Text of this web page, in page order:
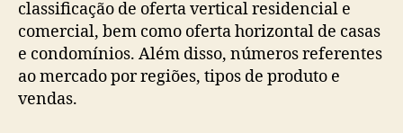
classificação de oferta vertical residencial e
comercial, bem como oferta horizontal de casas
e condomínios. Além disso, números referentes
ao mercado por regiões, tipos de produto e
vendas.